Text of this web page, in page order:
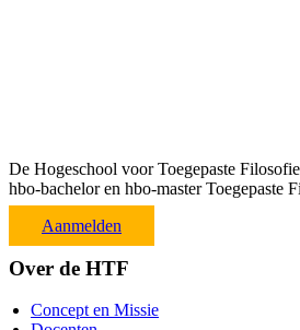
De Hogeschool voor Toegepaste
hbo-bachelor en hbo-master Toegepaste
Aanmelden
Over de HTF
Concept en Missie